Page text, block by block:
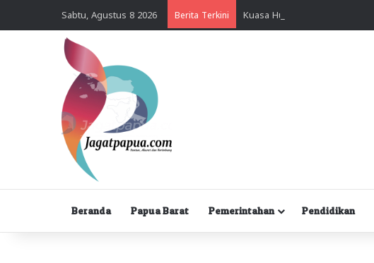
Sabtu, Agustus 8 2026 Berita Terkini
Beranda Papua Barat Pemerintahan Pendidikan